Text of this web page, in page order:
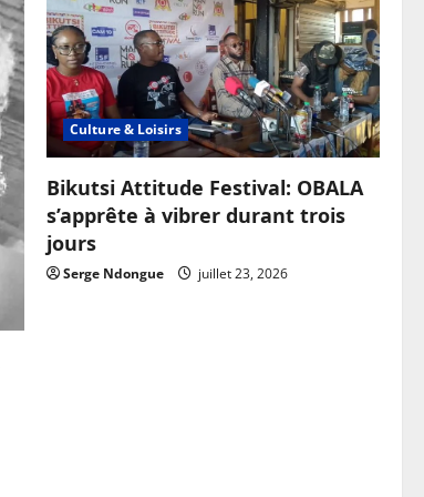
Culture & Loisirs
Bikutsi Attitude Festival: OBALA
s’apprête à vibrer durant trois
jours
Serge Ndongue juillet 23, 2026